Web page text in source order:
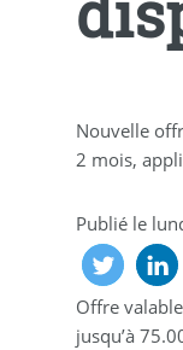
Nouvelle
2 mois,
Publié le
Offre
jusqu’à